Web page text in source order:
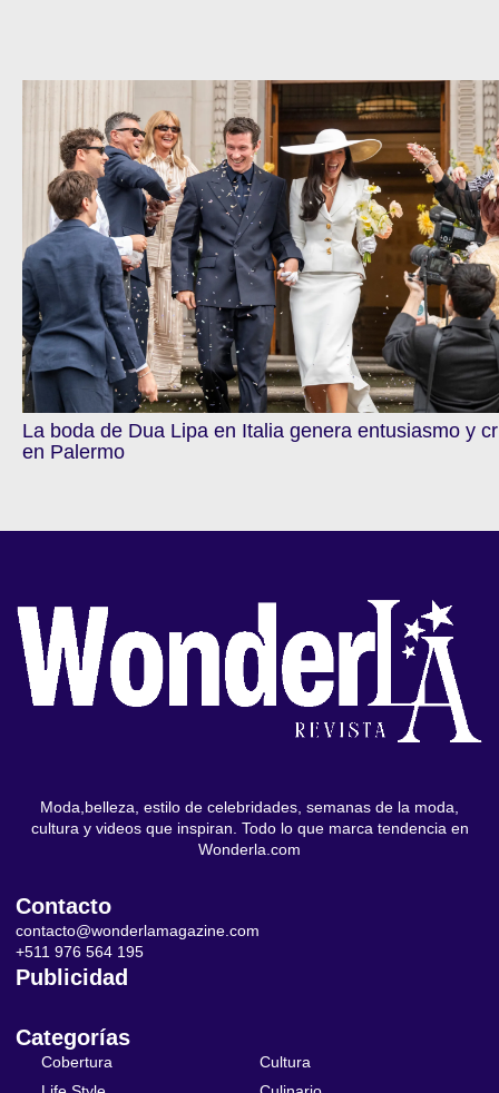
La boda de Dua Lipa en Italia genera entusiasmo y
en Palermo
Moda,belleza, estilo de celebridades, semanas de la moda,
cultura y videos que inspiran. Todo lo que marca tendencia en
Wonderla.com
Contacto
contacto@wonderlamagazine.com
+511 976 564 195
Publicidad
Categorías
Cobertura
Cultura